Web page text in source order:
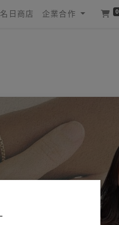
名日商店 企業合作 0